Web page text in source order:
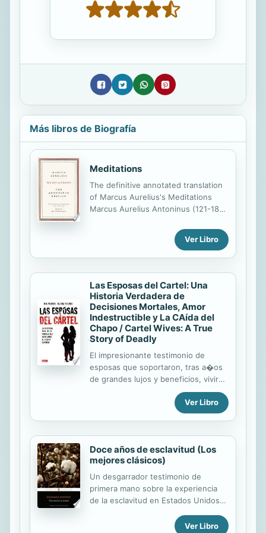
Más libros de Biografía
Meditations
The definitive annotated translation
of Marcus Aurelius's Meditations
Marcus Aurelius Antoninus (121-180
Rome -- and by far the most
powerful man in the world. Yet he
was also an intensely private person,
wisest minds of his generation. He
collected his thoughts in notebooks,
gems that have come to be called his
Meditations. Never intended for
publication, the work has proved an
inexhaustible source of wisdom and
one of the most important Stoic
texts of all time. In often passionate
language, the entries range from...
Ver Libro
Las Esposas del Cartel: Una
Historia Verdadera de
Decisiones Mortales, Amor
Indestructible y La CAída del
Chapo / Cartel Wives: A True
Story of Deadly
El impresionante testimonio de
esposas que soportaron, tras a�os
de grandes lujos y beneficios, vivir
en la clandestinidad y el miedo
despu�s de que sus c�nyuges se
entregaran a la ley. Olivia y Mia
alto calibre que se convirtieron en
informantes del gobierno
estadounidense. Sus esposos
trabajaron �ntimamente para el
Chapo Guzm�n, pero
eventualmente lo delataron a las
m�ximo esplendor lo tuvieron todo:
Ver Libro
Doce años de esclavitud (Los
mejores clásicos)
Un desgarrador testimonio de
primera mano sobre la experiencia
de la esclavitud en Estados Unidos
testimonio sobre la época másVer Libro